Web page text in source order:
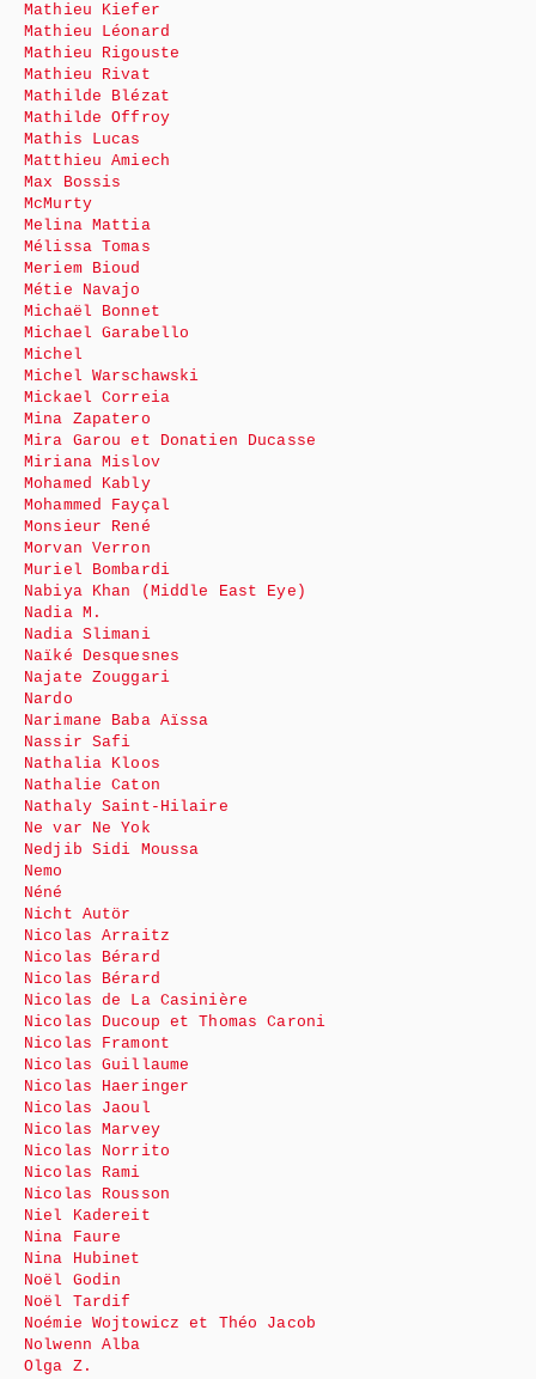
Mathieu Kiefer
Mathieu Léonard
Mathieu Rigouste
Mathieu Rivat
Mathilde Blézat
Mathilde Offroy
Mathis Lucas
Matthieu Amiech
Max Bossis
McMurty
Melina Mattia
Mélissa Tomas
Meriem Bioud
Métie Navajo
Michaël Bonnet
Michael Garabello
Michel
Michel Warschawski
Mickael Correia
Mina Zapatero
Mira Garou et Donatien Ducasse
Miriana Mislov
Mohamed Kably
Mohammed Fayçal
Monsieur René
Morvan Verron
Muriel Bombardi
Nabiya Khan (Middle East Eye)
Nadia M.
Nadia Slimani
Naïké Desquesnes
Najate Zouggari
Nardo
Narimane Baba Aïssa
Nassir Safi
Nathalia Kloos
Nathalie Caton
Nathaly Saint-Hilaire
Ne var Ne Yok
Nedjib Sidi Moussa
Nemo
Néné
Nicht Autör
Nicolas Arraitz
Nicolas Bérard
Nicolas Bérard
Nicolas de La Casinière
Nicolas Ducoup et Thomas Caroni
Nicolas Framont
Nicolas Guillaume
Nicolas Haeringer
Nicolas Jaoul
Nicolas Marvey
Nicolas Norrito
Nicolas Rami
Nicolas Rousson
Niel Kadereit
Nina Faure
Nina Hubinet
Noël Godin
Noël Tardif
Noémie Wojtowicz et Théo Jacob
Nolwenn Alba
Olga Z.